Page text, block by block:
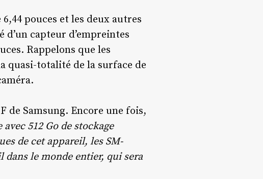
pouces et les deux autres
d’un capteur d’empreintes
Rappelons que les
quasi-totalité de la surface de
de Samsung. Encore une fois,
512 Go de stockage
de cet appareil, les SM-
dans le monde entier, qui sera